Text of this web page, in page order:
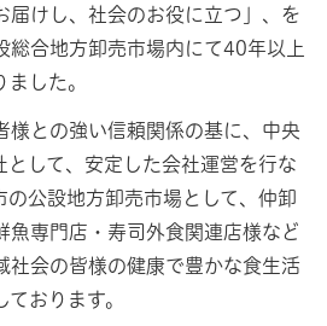
届けし、社会のお役に立つ」、を
総合地方卸売市場内にて40年以上
した。
様との強い信頼関係の基に、中央
として、安定した会社運営を行な
の公設地方卸売市場として、仲卸
魚専門店・寿司外食関連店様など
社会の皆様の健康で豊かな食生活
おります。